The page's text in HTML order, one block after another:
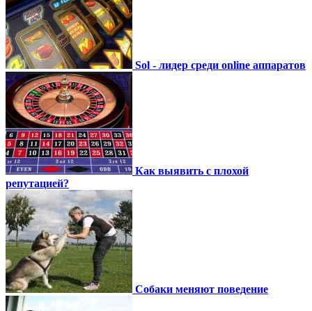
Sol - лидер среди online аппаратов
Как выявить с плохой
репутацией?
Собаки меняют поведение